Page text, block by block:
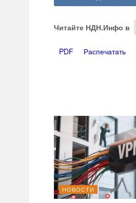
Читайте НДН.Инфо в
PDF Распечатать
НОВОСТИ